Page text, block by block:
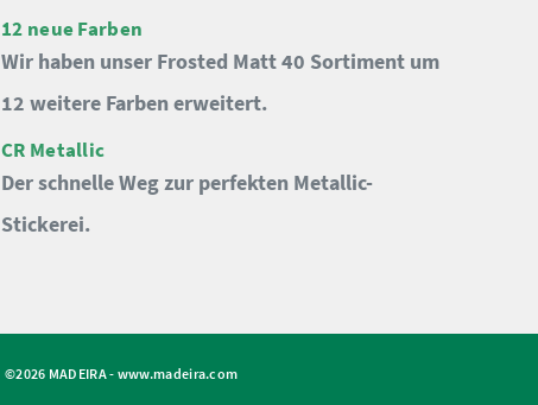
12 neue Farben
Wir haben unser Frosted Matt 40 Sortiment um
12 weitere Farben erweitert.
CR Metallic
Der schnelle Weg zur perfekten Metallic-
Stickerei.
©2026 MADEIRA - www.madeira.com